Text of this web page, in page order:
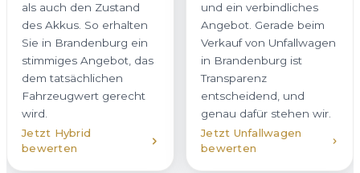
als auch den Zustand
des Akkus. So erhalten
Sie in Brandenburg ein
stimmiges Angebot, das
dem tatsächlichen
Fahrzeugwert gerecht
wird.
Jetzt Hybrid
bewerten
und ein verbindliches
Angebot. Gerade beim
Verkauf von Unfallwagen
in Brandenburg ist
Transparenz
entscheidend, und
genau dafür stehen wir.
Jetzt Unfallwagen
bewerten